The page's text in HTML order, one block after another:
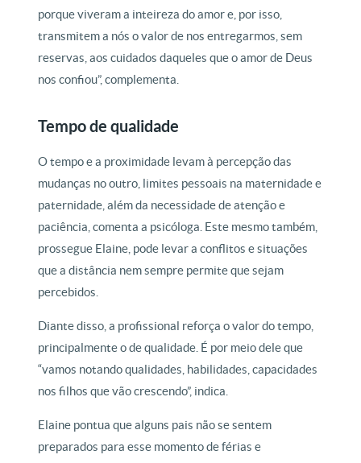
porque viveram a inteireza do amor e, por isso,
transmitem a nós o valor de nos entregarmos, sem
reservas, aos cuidados daqueles que o amor de Deus
nos confiou”, complementa.
Tempo de qualidade
O tempo e a proximidade levam à percepção das
mudanças no outro, limites pessoais na maternidade e
paternidade, além da necessidade de atenção e
paciência, comenta a psicóloga. Este mesmo também,
prossegue Elaine, pode levar a conflitos e situações
que a distância nem sempre permite que sejam
percebidos.
Diante disso, a profissional reforça o valor do tempo,
principalmente o de qualidade. É por meio dele que
“vamos notando qualidades, habilidades, capacidades
nos filhos que vão crescendo”, indica.
Elaine pontua que alguns pais não se sentem
preparados para esse momento de férias e